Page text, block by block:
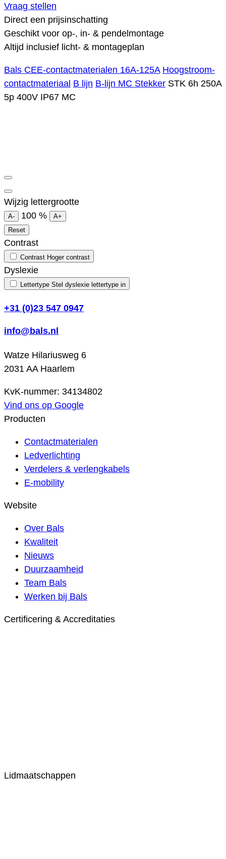
Vraag stellen
Direct een prijsinschatting
Geschikt voor op-, in- & pendelmontage
Altijd inclusief licht- & montageplan
Bals CEE-contactmaterialen 16A-125A Hoogstroom-
contactmateriaal B lijn B-lijn MC Stekker STK 6h 250A
5p 400V IP67 MC
Wijzig lettergrootte
A- 100 %
A+
Reset
Contrast
Contrast Hoger contrast
Dyslexie
Lettertype Stel dyslexie lettertype in
+31 (0)23 547 0947
info@bals.nl
Watze Hilariusweg 6
2031 AA Haarlem
KvK-nummer: 34134802
Vind ons op Google
Producten
Contactmaterialen
Ledverlichting
Verdelers & verlengkabels
E-mobility
Website
Over Bals
Kwaliteit
Nieuws
Duurzaamheid
Team Bals
Werken bij Bals
Certificering & Accreditaties
Lidmaatschappen